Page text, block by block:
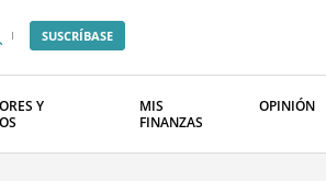
SUSCRÍBASE
Y
MIS
FINANZAS
OPINIÓN